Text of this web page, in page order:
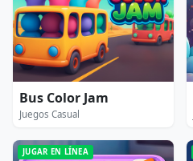
Bus Color Jam
Juegos Casual
JUGAR EN LÍNEA